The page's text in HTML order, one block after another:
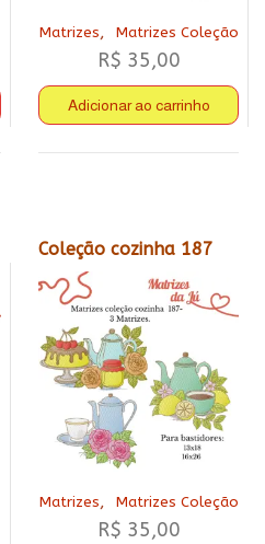
Matrizes, Matrizes Coleção
R$ 35,00
Adicionar ao carrinho
Coleção cozinha 187
Matrizes, Matrizes Coleção
R$ 35,00